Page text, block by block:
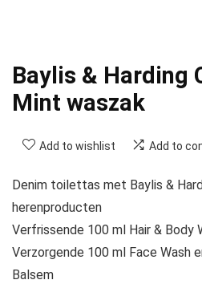
Baylis & Harding
Mint waszak
Add to wishlist Add to
Denim toilettas met Baylis &
herenproducten
Verfrissende 100 ml Hair & Body
Verzorgende 100 ml Face Wash
Balsem